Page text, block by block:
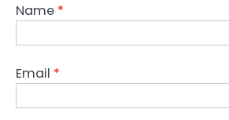
Name *
Email *